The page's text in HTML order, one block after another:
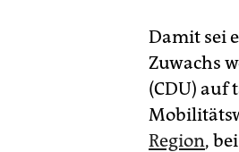
Damit sei
Zuwachs
(CDU) auf
Region,